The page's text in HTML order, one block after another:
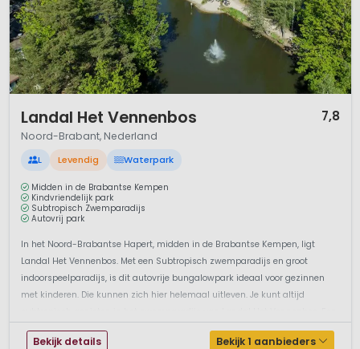
Landal Het Vennenbos 7,8
Noord-Brabant, Nederland
L Levendig Waterpark
Midden in de Brabantse Kempen
Kindvriendelijk park
Subtropisch Zwemparadijs
Autovrij park
In het Noord-Brabantse Hapert, midden in de Brabantse Kempen, ligt
Landal Het Vennenbos. Met een Subtropisch zwemparadijs en groot
indoorspeelparadijs, is dit autovrije bungalowpark ideaal voor gezinnen
met kinderen. Die kunnen zich hier helemaal uitleven. Je kunt altijd
duik in...
Bekijk details Bekijk 1 aanbieders